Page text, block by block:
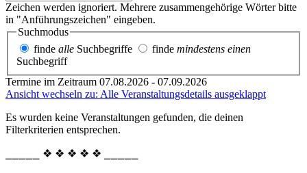
Zeichen werden ignoriert. Mehrere zusammengehörige Wörter bitte
in "Anführungszeichen" eingeben.
Suchmodus
finde alle Suchbegriffe finde mindestens einen
Suchbegriff
Termine im Zeitraum 07.08.2026 - 07.09.2026
Ansicht wechseln zu: Alle Veranstaltungsdetails ausgeklappt
Es wurden keine Veranstaltungen gefunden, die deinen
Filterkriterien entsprechen.
⎯⎯⎯⎯⎯ ❖ ❖ ❖ ❖ ❖ ⎯⎯⎯⎯⎯